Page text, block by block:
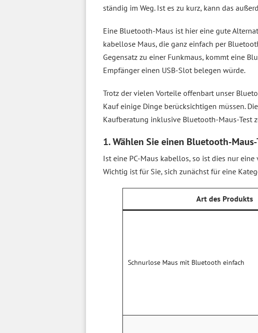
ständig im Weg. Ist es zu kurz, kann das
Eine Bluetooth-Maus ist hier eine gute
kabellose Maus, die ganz einfach per
Gegensatz zu einer Funkmaus, kommt eine
Empfänger einen USB-Slot belegen würde.
Trotz der vielen Vorteile offenbart unser
Kauf einige Dinge berücksichtigen müssen.
Kaufberatung inklusive Bluetooth-Maus-Test
1. Wählen Sie einen Bluetooth-Maus-
Ist eine PC-Maus kabellos, so ist dies nur
Wichtig ist für Sie, sich zunächst für eine
Art des Produkts
Schnurlose Maus mit Bluetooth einfach